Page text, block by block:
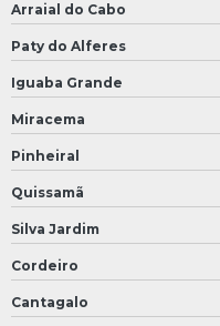
Arraial do Cabo
Paty do Alferes
Iguaba Grande
Miracema
Pinheiral
Quissamã
Silva Jardim
Cordeiro
Cantagalo